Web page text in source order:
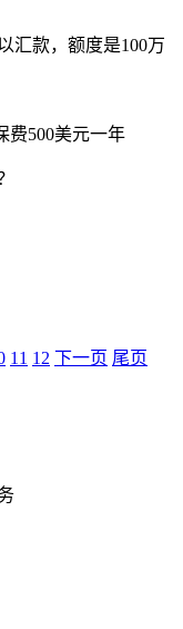
汇款，额度是100万
费500美元一年
11 12 下一页 尾页